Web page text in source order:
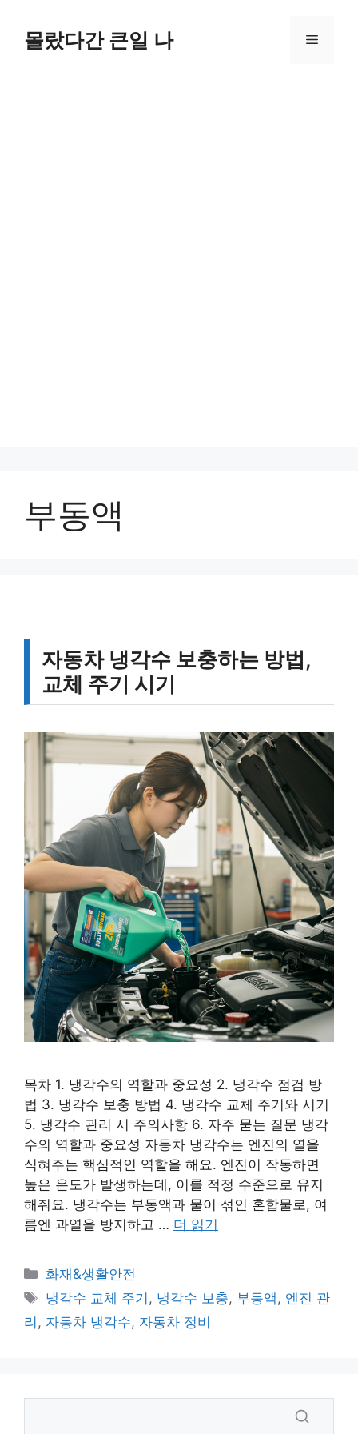
몰랐다간 큰일 나 메
부동액
자동차 냉각수 보충하는 방법,
교체 주기 시기
목차 1. 냉각수의 역할과 중요성 2. 냉각수 점검 방
법 3. 냉각수 보충 방법 4. 냉각수 교체 주기와 시기
5. 냉각수 관리 시 주의사항 6. 자주 묻는 질문 냉각
수의 역할과 중요성 자동차 냉각수는 엔진의 열을
식혀주는 핵심적인 역할을 해요. 엔진이 작동하면
높은 온도가 발생하는데, 이를 적정 수준으로 유지
해줘요. 냉각수는 부동액과 물이 섞인 혼합물로, 여
름엔 과열을 방지하고 … 더 읽기
카
테
고
리
화재&생활안전
태
그
냉각수 교체 주기 , 냉각수 보충, 부동액 , 엔진 관
리 , 자동차 냉각수, 자동차 정비